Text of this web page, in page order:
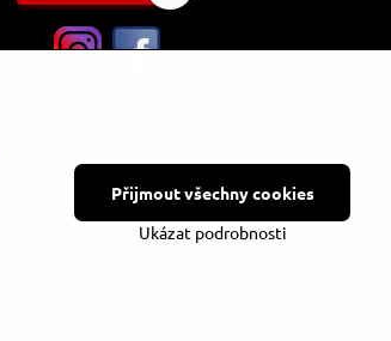
Ukázat podrobnosti
Přijmout všechny cookies